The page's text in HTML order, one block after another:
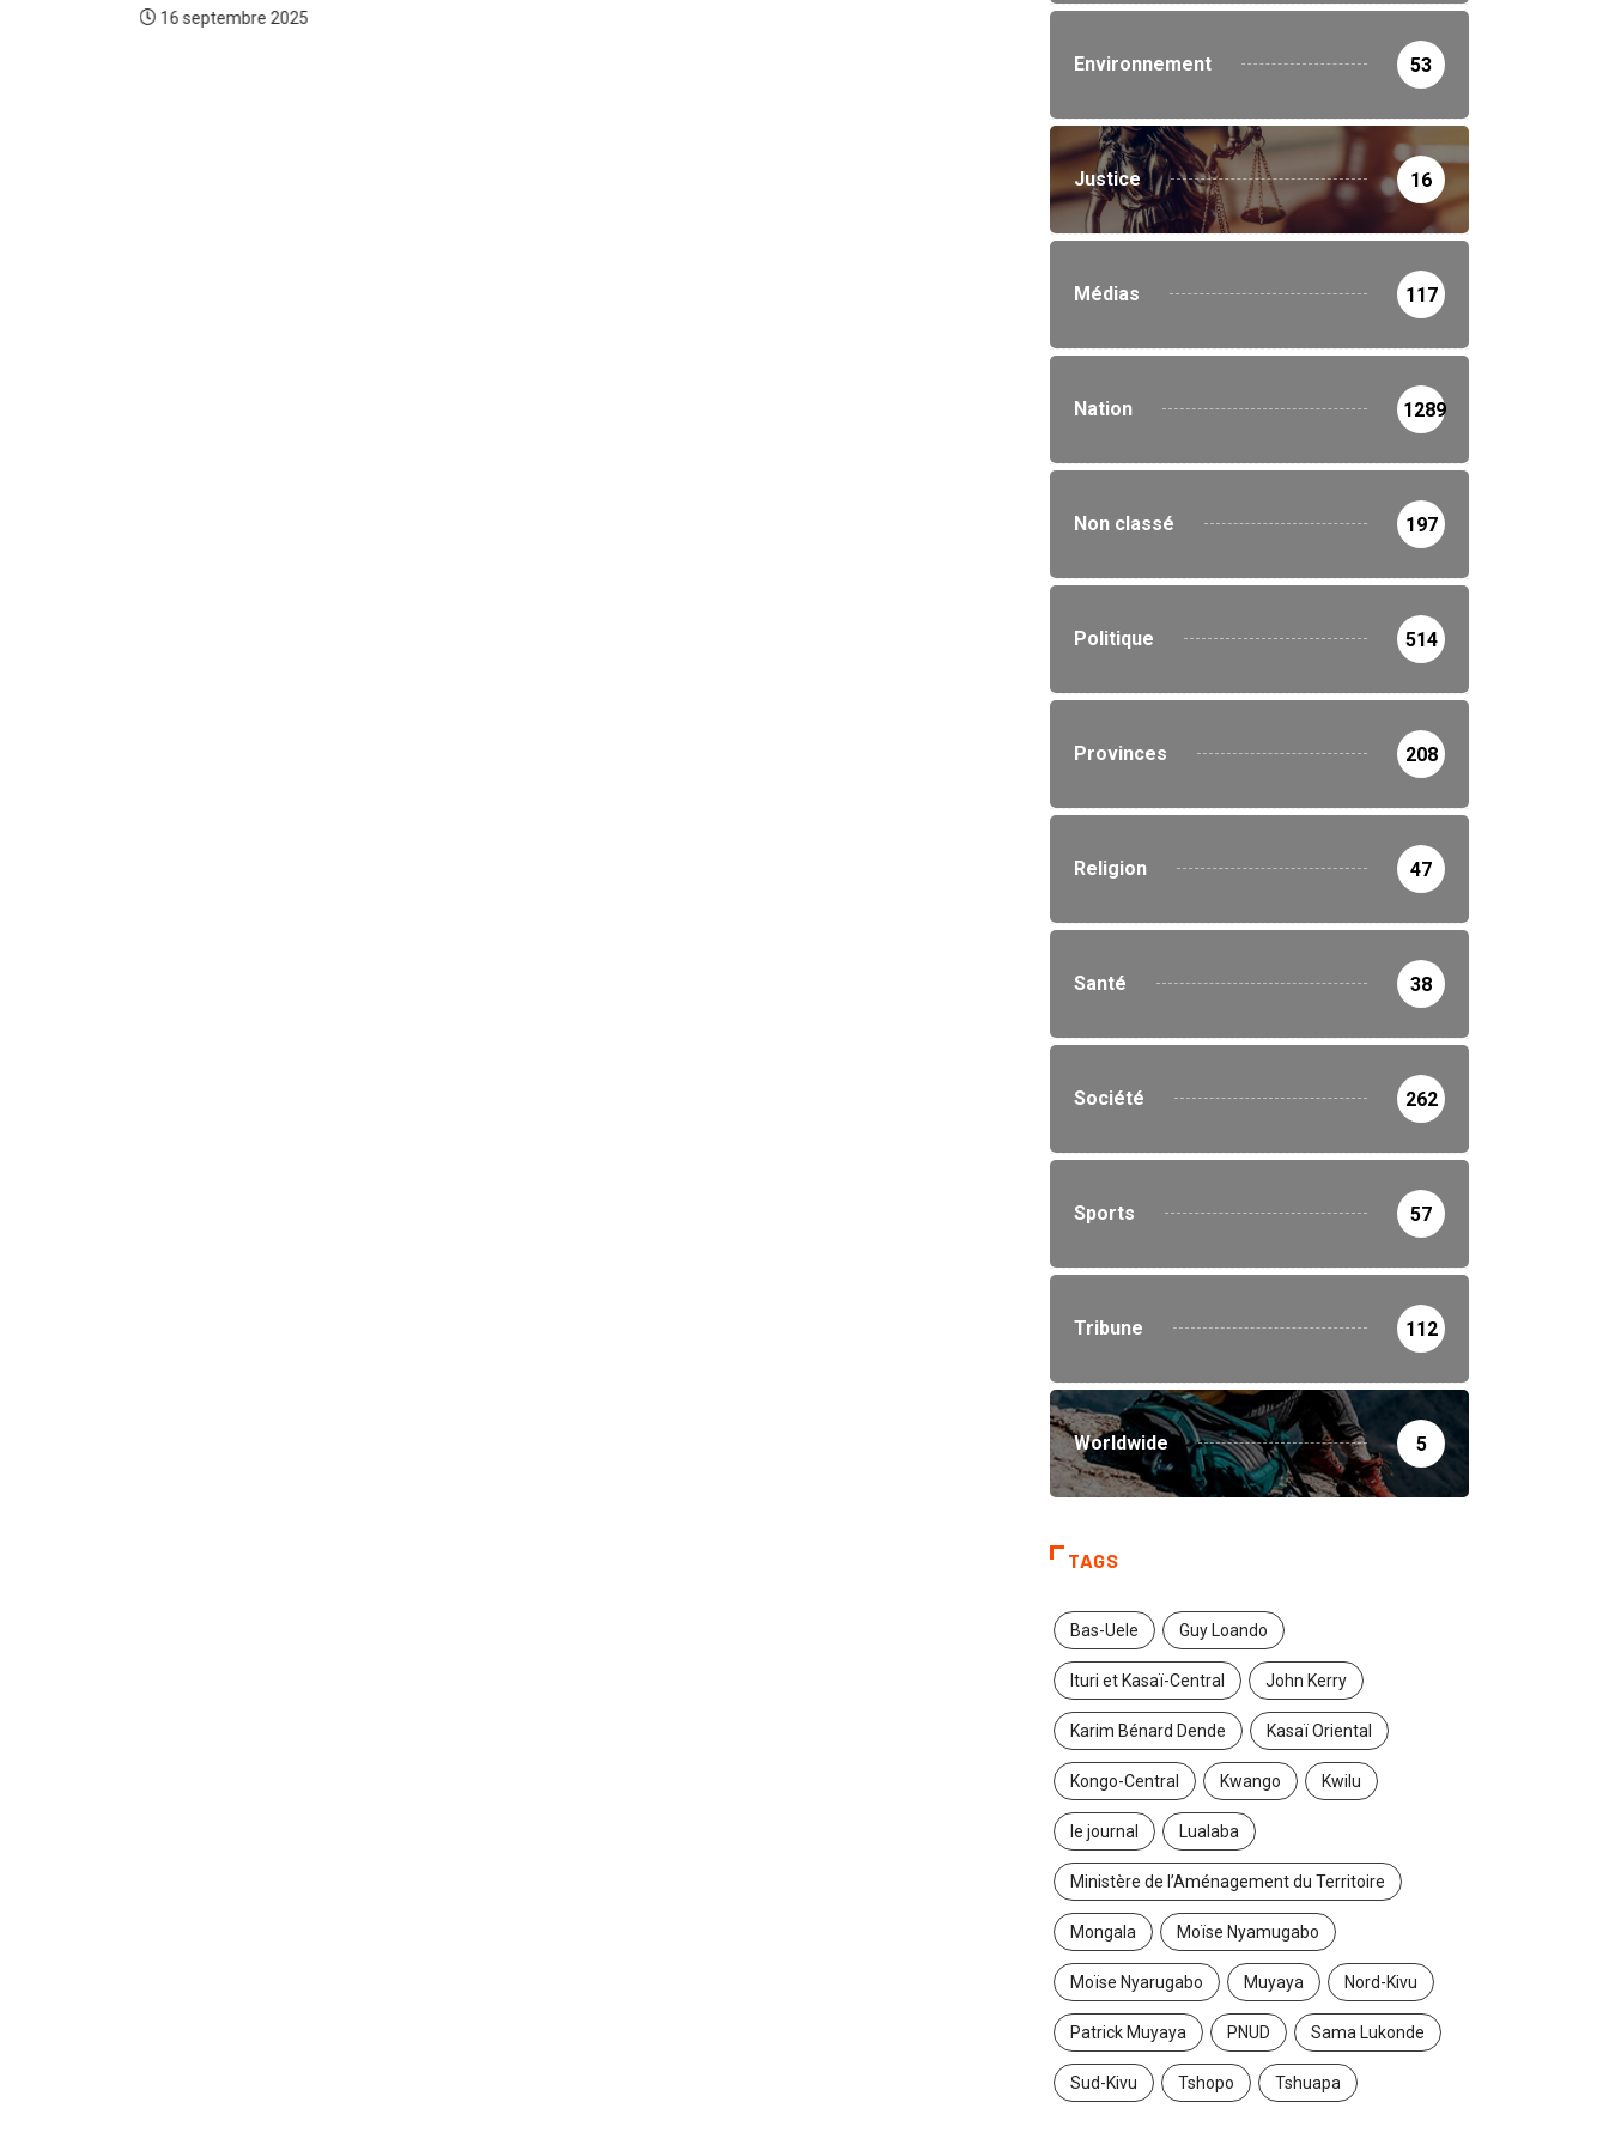
Environnement 53
Justice 16
Médias 117
Nation 1289
Non classé 197
Politique 514
Provinces 208
Religion 47
Santé 38
Société 262
Sports 57
Tribune 112
Worldwide 5
Ituri et Kasaï-Central John Kerry
Karim Bénard Dende Kasaï Oriental
Kongo-Central Kwango Kwilu
le journal Lualaba
Ministère de l’Aménagement du Territoire
Mongala Moïse Nyamugabo
Moïse Nyarugabo Muyaya
Patrick Muyaya PNUD Sama Lukonde
Sud-Kivu Tshopo Tshuapa